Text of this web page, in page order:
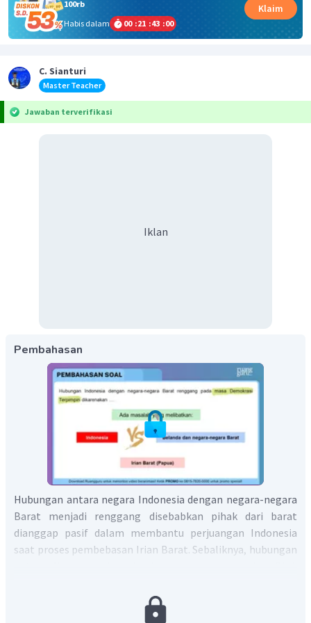
100rb
Habis dalam
00 :21 :43 :00
Klaim
C. Sianturi
Master Teacher
Jawaban terverifikasi
Iklan
Pembahasan
Hubungan antara negara Indonesia dengan negara-negara
Barat menjadi renggang disebabkan pihak dari barat
dianggap pasif dalam membantu perjuangan Indonesia
saat proses pembebasan Irian Barat. Sebaliknya, hubungan
malah bersedia memberi bantuan dalam bentuk kredit
untuk membeli peralatan militer. Hal ini menyebabkan